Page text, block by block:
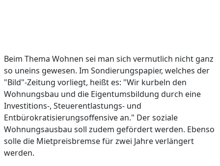
Beim Thema Wohnen sei man sich vermutlich nicht ganz
so uneins gewesen. Im Sondierungspapier, welches der
"Bild"-Zeitung vorliegt, heißt es: "Wir kurbeln den
Wohnungsbau und die Eigentumsbildung durch eine
Investitions-, Steuerentlastungs- und
Entbürokratisierungsoffensive an." Der soziale
Wohnungsausbau soll zudem gefördert werden. Ebenso
solle die Mietpreisbremse für zwei Jahre verlängert
werden.